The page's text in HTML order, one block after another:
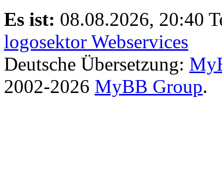
Es ist: 08.08.2026, 20:40
logosektor Webservices
Deutsche Übersetzung:
2002-2026 MyBB Group.